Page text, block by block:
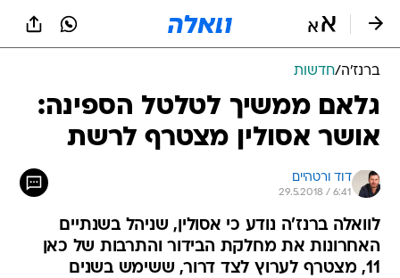
ברנז'ה/חדשות
גלאם ממשיך לטלטל הספינה:
אושר אסולין מצטרף לרשת
דוד ורטהיים
29.5.2018 / 6:41
לוואלה ברנז'ה נודע כי אסולין, שניהל בשנתיים
האחרונות את מחלקת הבידור והתרבות של כאן
11, מצטרף לערוץ לצד דרור, ששימש בשנים